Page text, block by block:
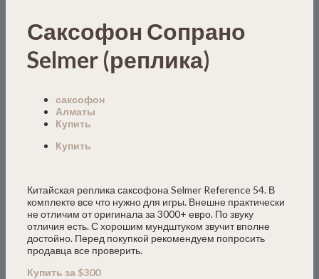
Саксофон Сопрано
Selmer (реплика)
саксофон
Алматы
Купить
Купить
Китайская реплика саксофона Selmer Reference 54. В
комплекте все что нужно для игры. Внешне практически
не отличим от оригинала за 3000+ евро. По звуку
отличия есть. С хорошим мундштуком звучит вполне
достойно. Перед покупкой рекомендуем попросить
продавца все проверить.
Купить за $300